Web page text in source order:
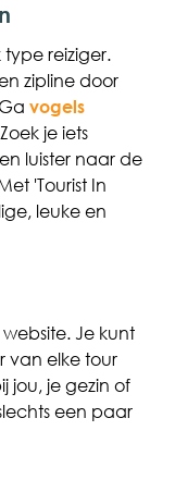
type reiziger.
zipline door
vogels
je iets
en luister naar de
'Tourist In
leuke en
Je kunt
van elke tour
jou, je gezin of
een paar